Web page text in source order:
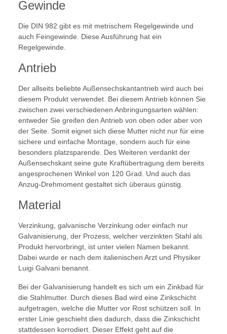
Gewinde
Die DIN 982 gibt es mit metrischem Regelgewinde und
auch Feingewinde. Diese Ausführung hat ein
Regelgewinde.
Antrieb
Der allseits beliebte Außensechskantantrieb wird auch bei
diesem Produkt verwendet. Bei diesem Antrieb können Sie
zwischen zwei verschiedenen Anbringungsarten wählen:
entweder Sie greifen den Antrieb von oben oder aber von
der Seite. Somit eignet sich diese Mutter nicht nur für eine
sichere und einfache Montage, sondern auch für eine
besonders platzsparende. Des Weiteren verdankt der
Außensechskant seine gute Kraftübertragung dem bereits
angesprochenen Winkel von 120 Grad. Und auch das
Anzug-Drehmoment gestaltet sich überaus günstig.
Material
Verzinkung, galvanische Verzinkung oder einfach nur
Galvanisierung, der Prozess, welcher verzinkten Stahl als
Produkt hervorbringt, ist unter vielen Namen bekannt.
Dabei wurde er nach dem italienischen Arzt und Physiker
Luigi Galvani benannt.
Bei der Galvanisierung handelt es sich um ein Zinkbad für
die Stahlmutter. Durch dieses Bad wird eine Zinkschicht
aufgetragen, welche die Mutter vor Rost schützen soll. In
erster Linie geschieht dies dadurch, dass die Zinkschicht
stattdessen korrodiert. Dieser Effekt geht auf die